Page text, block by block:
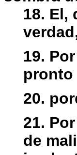
18. El,
19.
pronto
20.
21.
de